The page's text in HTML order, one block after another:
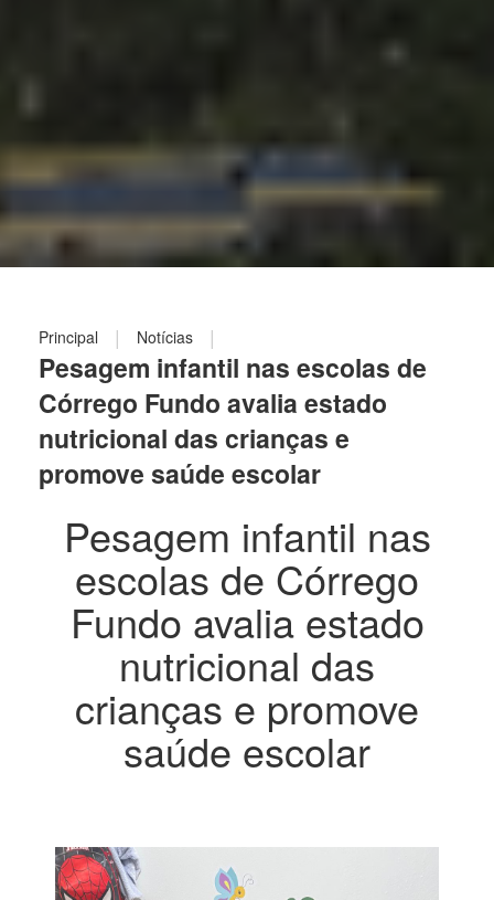
Principal | Notícias |
Pesagem infantil nas escolas de
Córrego Fundo avalia estado
nutricional das crianças e
promove saúde escolar
Pesagem infantil nas
escolas de Córrego
Fundo avalia estado
nutricional das
crianças e promove
saúde escolar